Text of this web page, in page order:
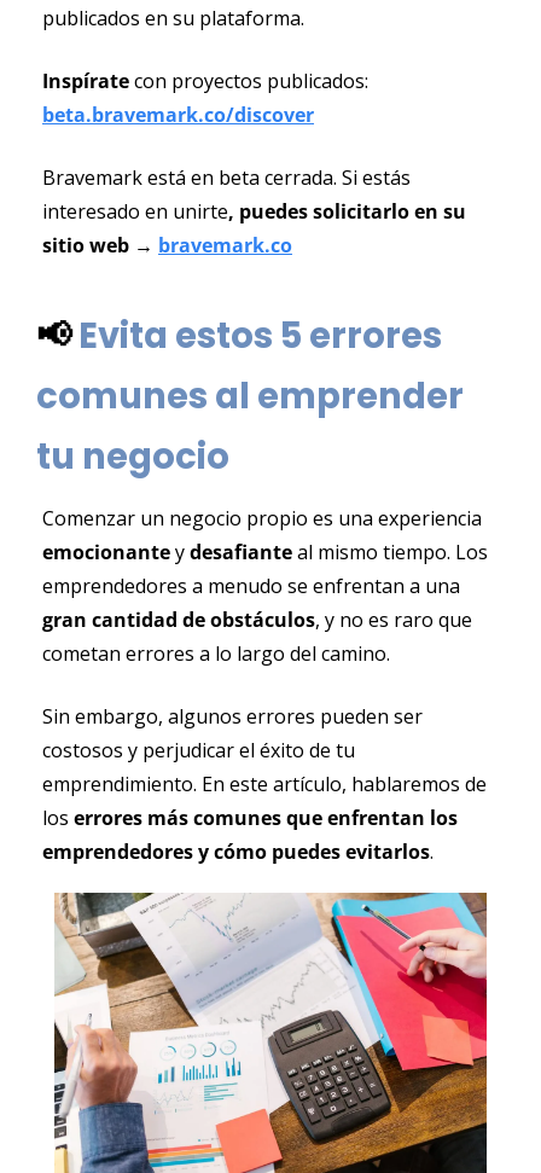
publicados en su plataforma.
Inspírate
beta.bravemark.co/discover
Bravemark está en beta cerrada. Si estás
interesado en unirte, puedes solicitarlo en su
sitio web → bravemark.co
📢 Evita estos 5 errores
comunes al emprender
tu negocio
emocionante y desafiante al mismo tiempo. Los
emprendedores a menudo se enfrentan a una
gran cantidad de obstáculos, y no es raro que
cometan errores a lo largo del camino.
Sin embargo, algunos errores pueden ser
costosos y perjudicar el éxito de tu
emprendimiento. En este artículo, hablaremos de
los errores más comunes que enfrentan los
emprendedores y cómo puedes evitarlos.